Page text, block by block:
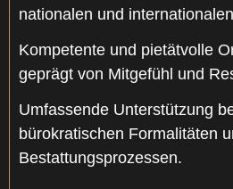
nationalen und
Kompetente und pietätvolle
geprägt von Mitgefühl und
Umfassende Unterstützung
bürokratischen Formalitäten
Bestattungsprozessen.